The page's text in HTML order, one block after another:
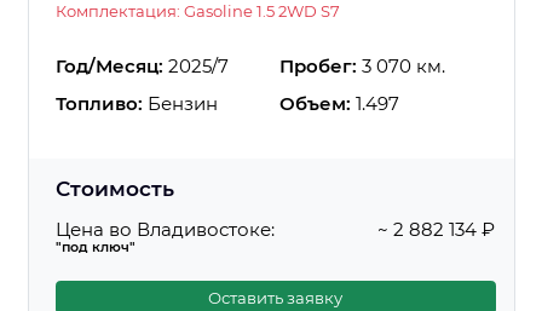
Комплектация: Gasoline 1.5 2WD S7
Год/Месяц: 2025/7 Пробег: 3 070 км.
Топливо: Бензин Объем: 1.497
Стоимость
Цена во Владивостоке:
"под ключ"
~ 2 882 134 ₽
Оставить заявку